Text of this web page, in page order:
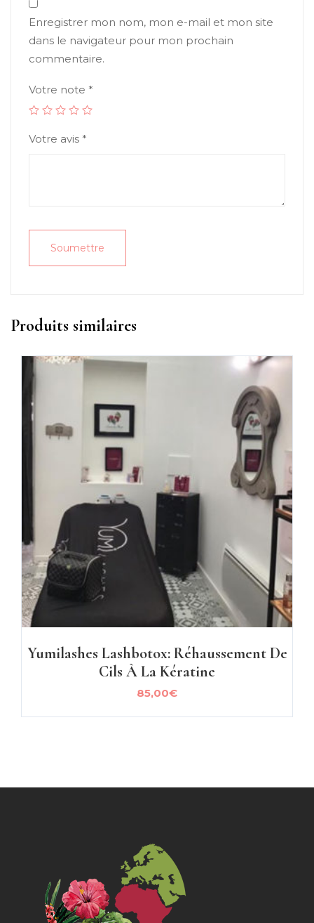
Enregistrer mon nom, mon e-mail et mon site
dans le navigateur pour mon prochain
commentaire.
Votre note *
Votre avis *
Produits similaires
Yumilashes Lashbotox: Réhaussement De
Cils À La Kératine
85,00€